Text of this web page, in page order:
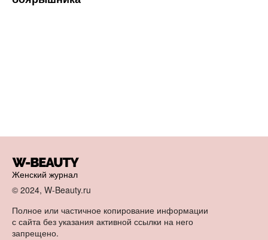
Женский журнал
© 2024, W-Beauty.ru
Полное или частичное копирование информации
с сайта без указания активной ссылки на него
запрещено.